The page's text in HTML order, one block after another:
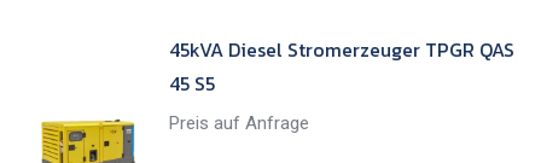
45kVA Diesel Stromerzeuger TPGR QAS
45 S5
Preis auf Anfrage